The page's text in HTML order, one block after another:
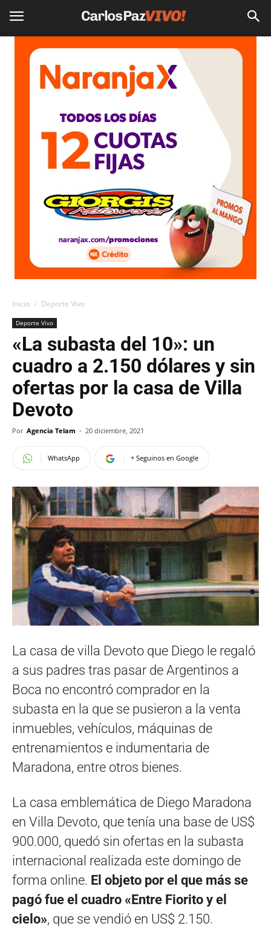
Inicio Deporte Vivo
Deporte Vivo
«La subasta del 10»: un
cuadro a 2.150 dólares y sin
ofertas por la casa de Villa
Devoto
Por Agencia Telam - 20 diciembre, 2021
WhatsApp + Seguinos en Google
La casa de villa Devoto que Diego le regaló
a sus padres tras pasar de Argentinos a
Boca no encontró comprador en la
subasta en la que se pusieron a la venta
inmuebles, vehículos, máquinas de
entrenamientos e indumentaria de
Maradona, entre otros bienes.
La casa emblemática de Diego Maradona
en Villa Devoto, que tenía una base de US$
900.000, quedó sin ofertas en la subasta
internacional realizada este domingo de
forma online. El objeto por el que más se
pagó fue el cuadro «Entre Fiorito y el
cielo», que se vendió en US$ 2.150.